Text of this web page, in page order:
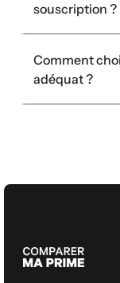
souscription ?
Comment
adéquat ?